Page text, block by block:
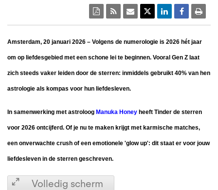
Amsterdam, 20 januari 2026 – Volgens de numerologie is 2026 hét jaar
om op liefdesgebied met een schone lei te beginnen. Vooral Gen Z laat
zich steeds vaker leiden door de sterren: inmiddels gebruikt 40% van hen
astrologie als kompas voor hun liefdesleven.
In samenwerking met astroloog Manuka Honey heeft Tinder de sterren
voor 2026 ontcijferd. Of je nu te maken krijgt met karmische matches,
een onverwachte crush of een emotionele 'glow up': dit staat er voor jouw
liefdesleven in de sterren geschreven.
Volledig scherm